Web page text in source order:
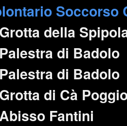
Soccorso
Grotta della
Palestra di Badolo
Palestra di Badolo
Grotta di Cà
Fantini